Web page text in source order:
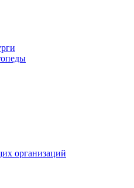
организаций